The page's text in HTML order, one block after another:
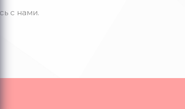
с нами.